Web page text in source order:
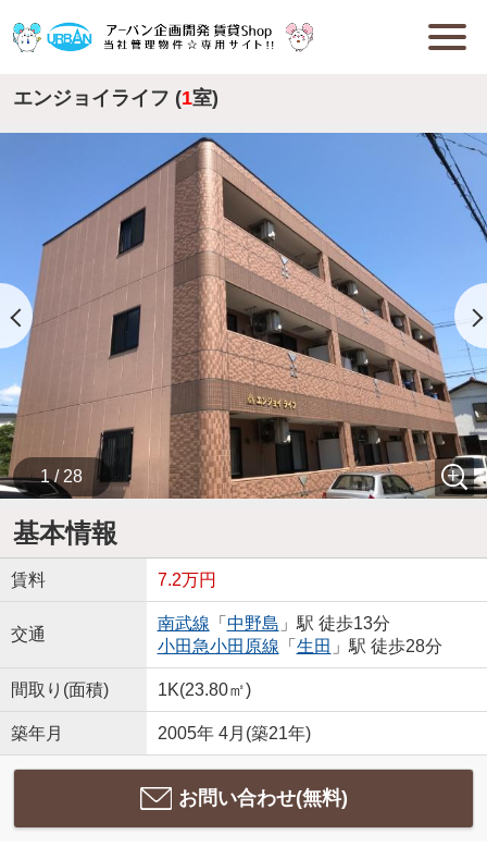
エンジョイライフ (1室)
1 / 28
基本情報
賃料 7.2万円
交通
南武線 「 中野島 」駅 徒歩13分
小田急小田原線 「 生田 」駅 徒歩28分
間取り(面積) 1K(23.80㎡)
築年月 2005年 4月(築21年)
お問い合わせ(無料)